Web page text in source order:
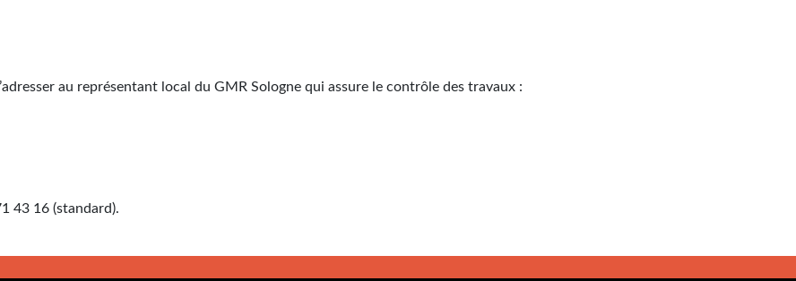
au représentant local du GMR Sologne qui assure le contrôle des travaux :
43 16 (standard).